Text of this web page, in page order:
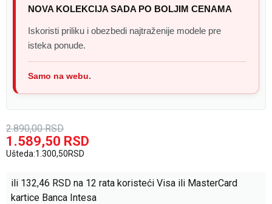
NOVA KOLEKCIJA SADA PO BOLJIM CENAMA
Iskoristi priliku i obezbedi najtraženije modele pre
isteka ponude.
Samo na webu.
2.890,00 RSD
1.589,50 RSD
Ušteda:1.300,50RSD
ili 132,46 RSD na 12 rata koristeći Visa ili MasterCard
kartice Banca Intesa